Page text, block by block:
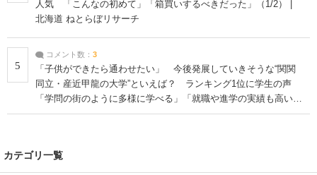
人気 「こんなの初めて」「箱買いするべきだった」（1/2） |
北海道 ねとらぼリサーチ
5
コメント数： 3
「子供ができたら通わせたい」 今後発展していきそうな“関関
同立・産近甲龍の大学”といえば？ ランキング1位に学生の声
「学問の街のように多様に学べる」「就職や進学の実績も高い」
| 大学 ねとらぼリサーチ
カテゴリ一覧